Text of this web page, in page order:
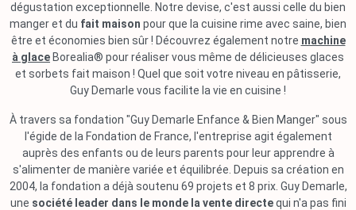
dégustation exceptionnelle. Notre devise, c'est aussi celle du bien
manger et du fait maison pour que la cuisine rime avec saine, bien
être et économies bien sûr ! Découvrez également notre machine
à glace Borealia® pour réaliser vous même de délicieuses glaces
et sorbets fait maison ! Quel que soit votre niveau en pâtisserie,
Guy Demarle vous facilite la vie en cuisine !
À travers sa fondation "Guy Demarle Enfance & Bien Manger" sous
l'égide de la Fondation de France, l'entreprise agit également
auprès des enfants ou de leurs parents pour leur apprendre à
s'alimenter de manière variée et équilibrée. Depuis sa création en
2004, la fondation a déjà soutenu 69 projets et 8 prix. Guy Demarle,
une société leader dans le monde la vente directequi n'a pas fini